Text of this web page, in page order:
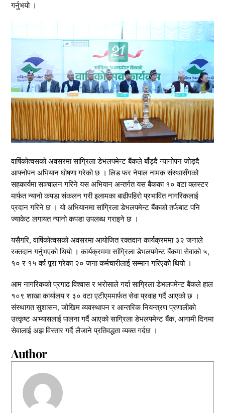
गर्नुभयो ।
वार्षिकोत्वसको अवसरमा सांग्रिला डेभलपमेन्ट बैंकले बाँड्दै न्यानोपन जोड्दै
आफ्नोपन अभियान घोषणा गरेको छ । लिड फर नेपाल नामक संस्थासँगको
सहकार्यमा सञ्चालन गरिने यस अभियान अन्तर्गत यस बैंकका १० वटा क्लस्टर
मार्फत न्यानो कपडा संकलन गरी इलामका बाढीपहिरो प्रभावित नागरिकलाई
प्रदान गरिने छ । यो अभियानमा सांग्रिला डेभलपमेन्ट बैंकको तर्फबाट पनि
ज्याकेट लगायत न्यानो कपडा उपलब्ध गराइने छ ।
यसैगरि, वार्षिकोत्वसको अवसरमा आयोजित रक्तदान कार्यक्रममा ३२ जनाले
रक्तदान गर्नुभएको थियो । कार्यक्रममा सांग्रिला डेभलपमेन्ट बैंकमा सेवाको ५,
१० र १५ वर्ष पूरा गरेका २० जना कर्मचारीलाई सम्मान गरिएको थियो ।
आम नागरिकको प्रगाढ विश्वास र भरोसाले गर्दा साग्रिला डेभलपमेन्ट बैंकले हाल
१०९ शाखा कार्यालय र ३० वटा एटीएममार्फत सेवा प्रवाह गर्दै आएको छ ।
संस्थागत सुशासन, जोखिम व्यवस्थापन र आन्तरिक नियन्त्रण प्रणालीको
उत्कृष्ट अभ्यासलाई पालना गर्दै आएको साग्रिला डेभलपमेन्ट बैंक, आगामी दिनमा
सेवालाई अझ विस्तार गर्दै लैजाने प्रतिवद्धता व्यक्त गर्दछ ।
Author